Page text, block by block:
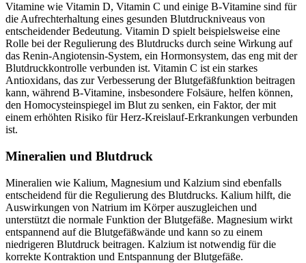
Vitamine wie Vitamin D, Vitamin C und einige B-Vitamine sind für
die Aufrechterhaltung eines gesunden Blutdruckniveaus von
entscheidender Bedeutung. Vitamin D spielt beispielsweise eine
Rolle bei der Regulierung des Blutdrucks durch seine Wirkung auf
das Renin-Angiotensin-System, ein Hormonsystem, das eng mit der
Blutdruckkontrolle verbunden ist. Vitamin C ist ein starkes
Antioxidans, das zur Verbesserung der Blutgefäßfunktion beitragen
kann, während B-Vitamine, insbesondere Folsäure, helfen können,
den Homocysteinspiegel im Blut zu senken, ein Faktor, der mit
einem erhöhten Risiko für Herz-Kreislauf-Erkrankungen verbunden
ist.
Mineralien und Blutdruck
Mineralien wie Kalium, Magnesium und Kalzium sind ebenfalls
entscheidend für die Regulierung des Blutdrucks. Kalium hilft, die
Auswirkungen von Natrium im Körper auszugleichen und
unterstützt die normale Funktion der Blutgefäße. Magnesium wirkt
entspannend auf die Blutgefäßwände und kann so zu einem
niedrigeren Blutdruck beitragen. Kalzium ist notwendig für die
korrekte Kontraktion und Entspannung der Blutgefäße.